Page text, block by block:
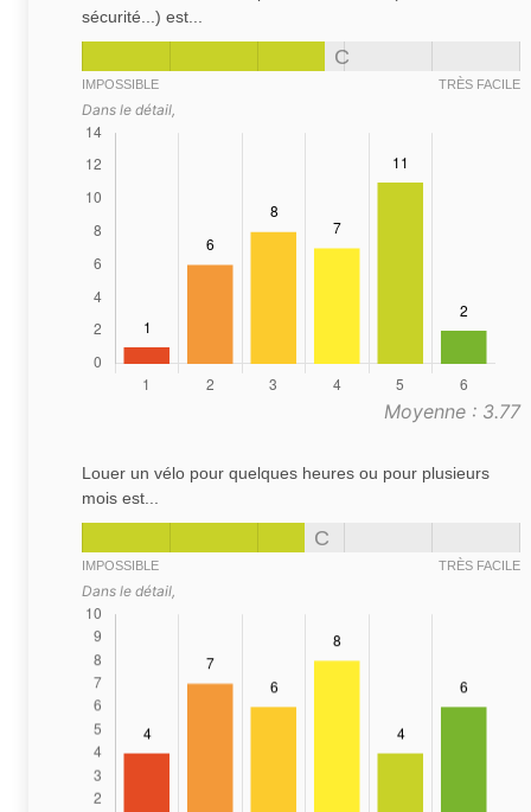
sécurité...) est...
C
IMPOSSIBLE TRÈS FACILE
Dans le détail,
Moyenne : 3.77
Louer un vélo pour quelques heures ou pour plusieurs
mois est...
C
IMPOSSIBLE TRÈS FACILE
Dans le détail,